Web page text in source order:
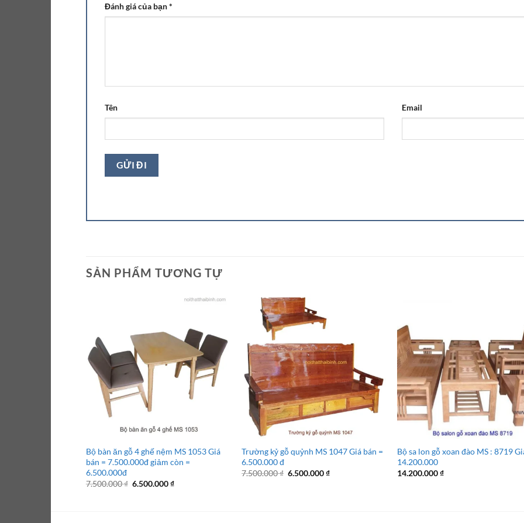
Đánh giá của bạn*
Tên Email
SẢN PHẨM TƯƠNG TỰ
Bộ bàn ăn gỗ 4 ghế nệm MS 1053 Giá
bán = 7.500.000đ giảm còn =
6.500.000đ
7.500.000₫ Giá
6.500.000₫Giá
Trường kỷ gỗ quỷnh MS 1047 Giá bán =
6.500.000 đ
7.500.000₫ Giá
6.500.000₫Giá
Bộ sa lon gỗ xoan đào MS : 8719
14.200.000
14.200.000₫